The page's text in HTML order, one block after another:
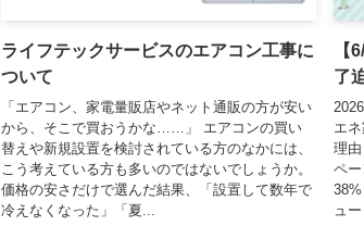
ライフテックサービスのエアコン工事に
ついて
「エアコン、家電量販店やネット通販の方が安い
から、そこで買おうかな……」 エアコンの買い
替えや新規設置を検討されている方のなかには、
こう考えている方も多いのではないでしょうか。
価格の安さだけで選んだ結果、「設置して数年で
冷えなくなった」「夏...
【
了
エ
理
ペ
ュ